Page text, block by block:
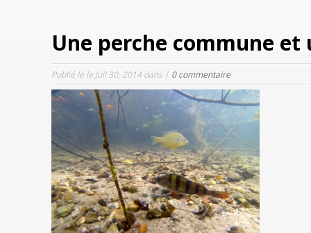
Une perche commune et
Publié le le Juil 30, 2014 dans | 0 commentaire